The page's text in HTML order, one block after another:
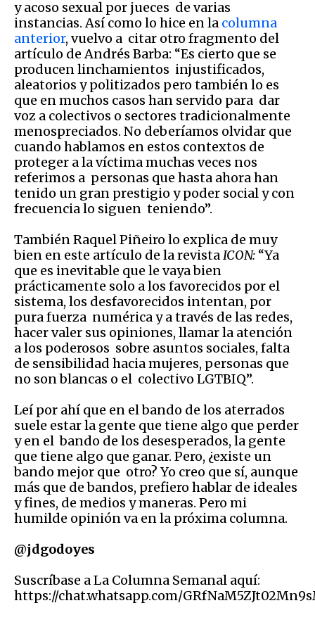
y acoso sexual por jueces de varias
instancias. Así como lo hice en la columna
anterior, vuelvo a citar otro fragmento del
artículo de Andrés Barba: “Es cierto que se
producen linchamientos injustificados,
aleatorios y politizados pero también lo es
que en muchos casos han servido para dar
voz a colectivos o sectores tradicionalmente
menospreciados. No deberíamos olvidar que
cuando hablamos en estos contextos de
proteger a la víctima muchas veces nos
referimos a personas que hasta ahora han
tenido un gran prestigio y poder social y con
frecuencia lo siguen teniendo”.
También Raquel Piñeiro lo explica de muy
bien en este artículo de la revistaICON: “Ya
que es inevitable que le vaya bien
prácticamente solo a los favorecidos por el
sistema, los desfavorecidos intentan, por
pura fuerza numérica y a través de las redes,
hacer valer sus opiniones, llamar la atención
a los poderosos sobre asuntos sociales, falta
de sensibilidad hacia mujeres, personas que
no son blancas o el colectivo LGTBIQ”.
Leí por ahí que en el bando de los aterrados
suele estar la gente que tiene algo que perder
y en el bando de los desesperados, la gente
que tiene algo que ganar. Pero, ¿existe un
bando mejor que otro? Yo creo que sí, aunque
más que de bandos, prefiero hablar de ideales
y fines, de medios y maneras. Pero mi
humilde opinión va en la próxima columna.
@jdgodoyes
Suscríbase a La Columna Semanal aquí:
https://chat.whatsapp.com/